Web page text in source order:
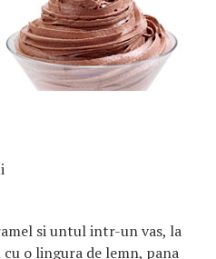
si untul intr-un vas, la
o lingura de lemn, pana